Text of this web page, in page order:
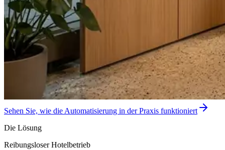
Sehen Sie, wie die Automatisierung in der Praxis funktioniert
Die Lösung
Reibungsloser Hotelbetrieb